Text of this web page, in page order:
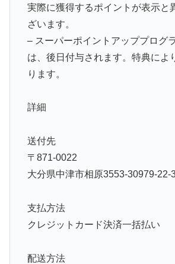
実際に獲得するポイントが表示と
ざいます。
– スーパーポイントアッププログ
は、後日付与されます。特典によ
ります。
詳細
送付先
〒871-0022
大分県中津市相原3553-30979-22-
支払方法
クレジットカード決済一括払い
配送方法